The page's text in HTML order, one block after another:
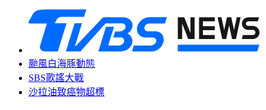
颱風白海豚動態
SBS歌謠大戰
沙拉油致癌物超標